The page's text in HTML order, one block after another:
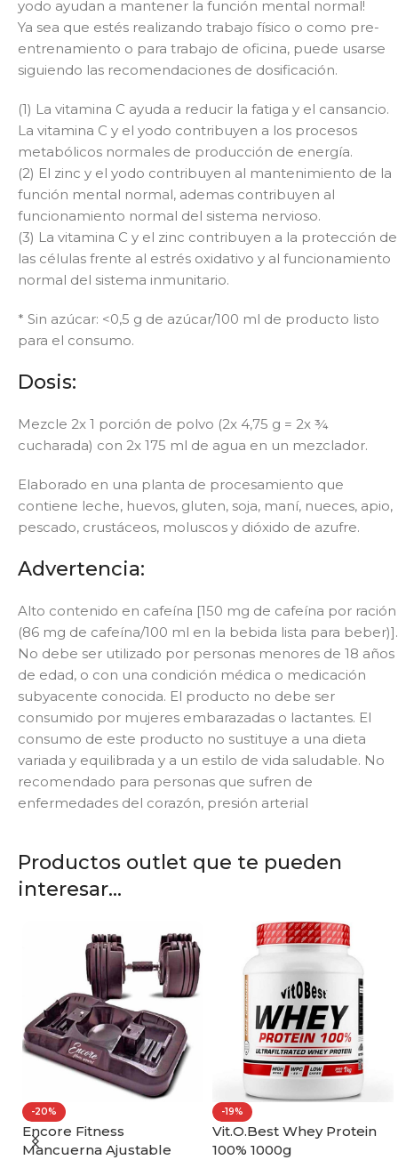
yodo ayudan a mantener la función mental normal!
Ya sea que estés realizando trabajo físico o como pre-
entrenamiento o para trabajo de oficina, puede usarse
siguiendo las recomendaciones de dosificación.
(1) La vitamina C ayuda a reducir la fatiga y el cansancio.
La vitamina C y el yodo contribuyen a los procesos
metabólicos normales de producción de energía.
(2) El zinc y el yodo contribuyen al mantenimiento de la
función mental normal, ademas contribuyen al
funcionamiento normal del sistema nervioso.
(3) La vitamina C y el zinc contribuyen a la protección de
las células frente al estrés oxidativo y al funcionamiento
normal del sistema inmunitario.
* Sin azúcar: <0,5 g de azúcar/100 ml de producto listo
para el consumo.
Dosis:
Mezcle 2x 1 porción de polvo (2x 4,75 g = 2x ¾
cucharada) con 2x 175 ml de agua en un mezclador.
Elaborado en una planta de procesamiento que
contiene leche, huevos, gluten, soja, maní, nueces, apio,
pescado, crustáceos, moluscos y dióxido de azufre.
Advertencia:
Alto contenido en cafeína [150 mg de cafeína por ración
(86 mg de cafeína/100 ml en la bebida lista para beber)].
No debe ser utilizado por personas menores de 18 años
de edad, o con una condición médica o medicación
subyacente conocida. El producto no debe ser
consumido por mujeres embarazadas o lactantes. El
consumo de este producto no sustituye a una dieta
variada y equilibrada y a un estilo de vida saludable. No
recomendado para personas que sufren de
enfermedades del corazón, presión arterial
Productos outlet que te pueden
interesar...
-20%
Encore Fitness
Mancuerna Ajustable
-19%
Vit.O.Best Whey Protein
100% 1000g